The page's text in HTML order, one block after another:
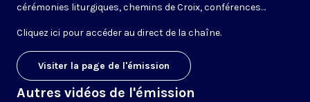
cérémonies liturgiques, chemins de Croix, conférences…
Cliquez ici pour accéder au direct de la chaîne.
Visiter la page de l'émission
Autres vidéos de l'émission